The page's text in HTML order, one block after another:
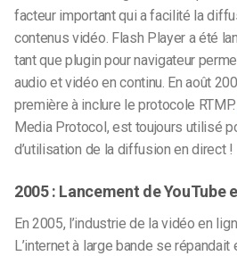
facteur important qui a facilité la
contenus vidéo. Flash Player a été
tant que plugin pour navigateur
audio et vidéo en continu. En août
première à inclure le protocole RTMP.
Media Protocol, est toujours utilisé
d’utilisation de la diffusion en direct !
2005 : Lancement de YouTube
En 2005, l’industrie de la vidéo en
L’internet à large bande se